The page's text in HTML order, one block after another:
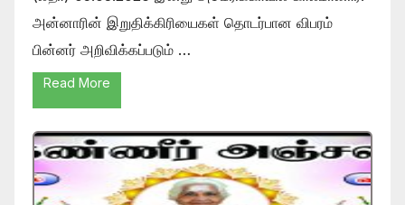
அன்னாரின் இறுதிக்கிரியைகள் தொடர்பான விபரம்
பின்னர் அறிவிக்கப்படும் …
Read More